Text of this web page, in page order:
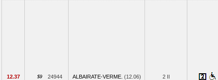
12.37 24944 ALBAIRATE-VERME. (12.06) 2 II